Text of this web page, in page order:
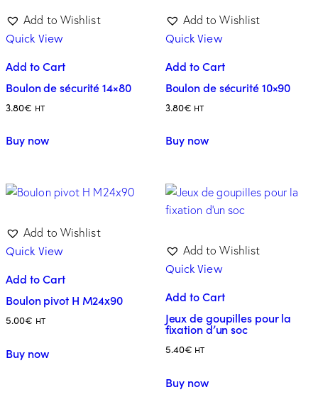
Add to Wishlist
Quick View
Add to Cart
Boulon de sécurité 14×80
3.80€ HT
Buy now
Add to Wishlist
Quick View
Add to Cart
Boulon de sécurité 10×90
3.80€ HT
Buy now
Add to Wishlist
Quick View
Add to Cart
Boulon pivot H M24x90
5.00€ HT
Buy now
Add to Wishlist
Quick View
Add to Cart
Jeux de goupilles pour la
fixation d’un soc
5.40€ HT
Buy now